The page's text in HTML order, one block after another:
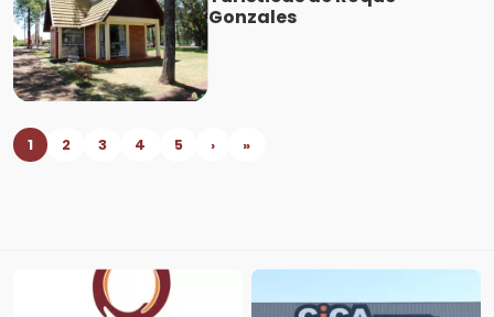
Gonzales
1 2 3 4 5 › »